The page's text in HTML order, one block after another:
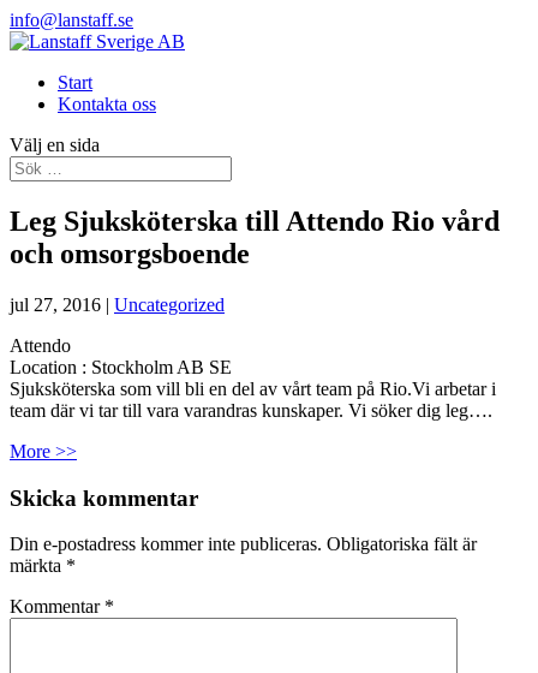
info@lanstaff.se
Start
Kontakta oss
Välj en sida
Leg Sjuksköterska till Attendo Rio vård
och omsorgsboende
jul 27, 2016 | Uncategorized
Attendo
Location : Stockholm AB SE
Sjuksköterska som vill bli en del av vårt team på Rio.Vi arbetar i
team där vi tar till vara varandras kunskaper. Vi söker dig leg….
More >>
Skicka kommentar
Din e-postadress kommer inte publiceras. Obligatoriska fält är
märkta *
Kommentar *